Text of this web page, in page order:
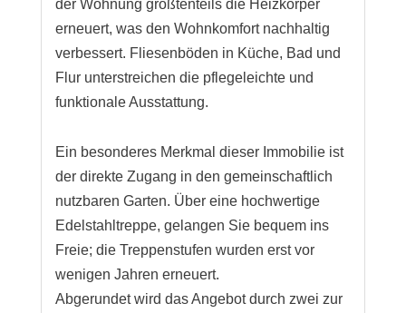
der Wohnung größtenteils die Heizkörper
erneuert, was den Wohnkomfort nachhaltig
verbessert. Fliesenböden in Küche, Bad und
Flur unterstreichen die pflegeleichte und
funktionale Ausstattung.
Ein besonderes Merkmal dieser Immobilie ist
der direkte Zugang in den gemeinschaftlich
nutzbaren Garten. Über eine hochwertige
Edelstahltreppe, gelangen Sie bequem ins
Freie; die Treppenstufen wurden erst vor
wenigen Jahren erneuert.
Abgerundet wird das Angebot durch zwei zur